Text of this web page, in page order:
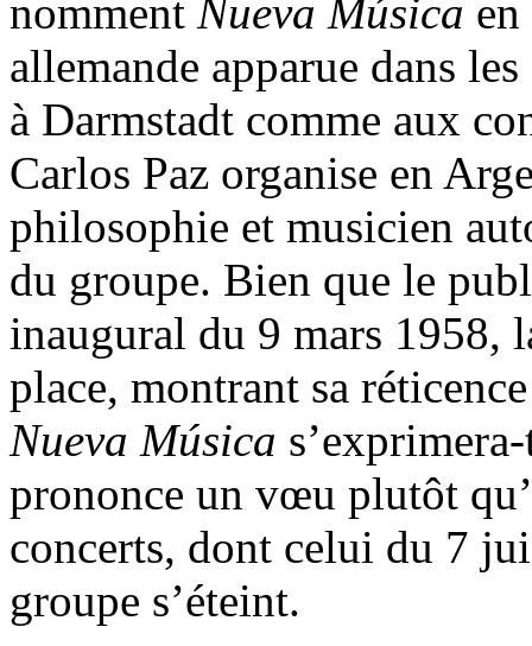
nomment Nueva Música
allemande apparue dans
à Darmstadt comme aux
Carlos Paz organise en
philosophie et musicien
du groupe. Bien que le
inaugural du 9 mars 1958,
place, montrant sa
Nueva Música
prononce un vœu plutôt
concerts, dont celui du 7
groupe s’éteint.